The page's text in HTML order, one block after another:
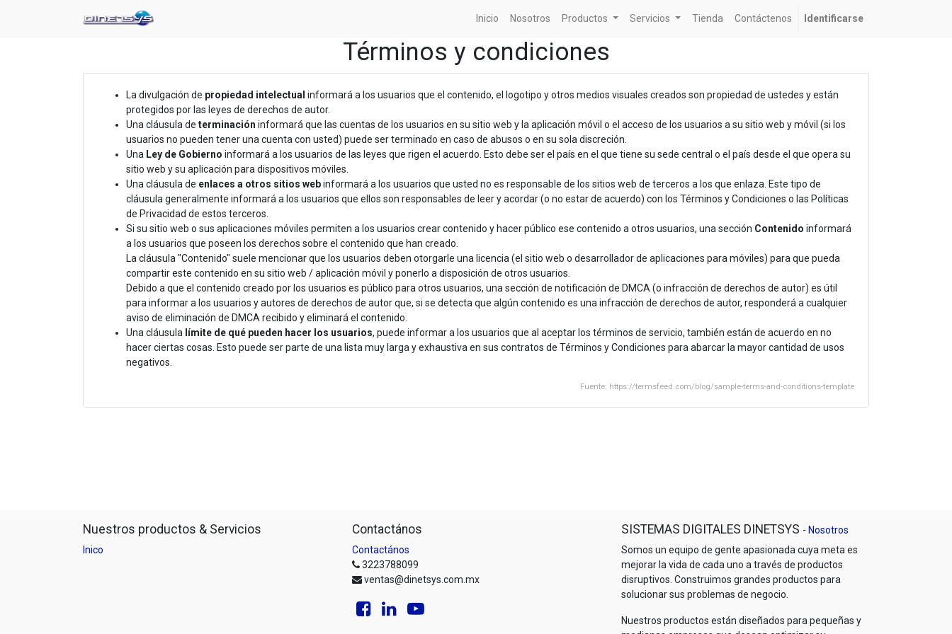
Inicio Nosotros Productos Servicios Tienda Contáctenos Identificarse
Términos y condiciones
La divulgación de propiedad intelectual informará a los usuarios que el contenido, el logotipo y otros medios visuales creados son propiedad de ustedes y están
protegidos por las leyes de derechos de autor.
Una cláusula de terminación informará que las cuentas de los usuarios en su sitio web y la aplicación móvil o el acceso de los usuarios a su sitio web y móvil (si los
usuarios no pueden tener una cuenta con usted) puede ser terminado en caso de abusos o en su sola discreción.
Una Ley de Gobierno informará a los usuarios de las leyes que rigen el acuerdo. Esto debe ser el país en el que tiene su sede central o el país desde el que opera su
sitio web y su aplicación para dispositivos móviles.
Una cláusula de enlaces a otros sitios webinformará a los usuarios que usted no es responsable de los sitios web de terceros a los que enlaza. Este tipo de
cláusula generalmente informará a los usuarios que ellos son responsables de leer y acordar (o no estar de acuerdo) con los Términos y Condiciones o las Políticas
de Privacidad de estos terceros.
Si su sitio web o sus aplicaciones móviles permiten a los usuarios crear contenido y hacer público ese contenido a otros usuarios, una sección Contenido informará
a los usuarios que poseen los derechos sobre el contenido que han creado.
La cláusula "Contenido" suele mencionar que los usuarios deben otorgarle una licencia (el sitio web o desarrollador de aplicaciones para móviles) para que pueda
compartir este contenido en su sitio web / aplicación móvil y ponerlo a disposición de otros usuarios.
Debido a que el contenido creado por los usuarios es público para otros usuarios, una sección de notificación de DMCA (o infracción de derechos de autor) es útil
para informar a los usuarios y autores de derechos de autor que, si se detecta que algún contenido es una infracción de derechos de autor, responderá a cualquier
aviso de eliminación de DMCA recibido y eliminará el contenido.
Una cláusula límite de qué pueden hacer los usuarios, puede informar a los usuarios que al aceptar los términos de servicio, también están de acuerdo en no
hacer ciertas cosas. Esto puede ser parte de una lista muy larga y exhaustiva en sus contratos de Términos y Condiciones para abarcar la mayor cantidad de usos
negativos.
Fuente: https://termsfeed.com/blog/sample-terms-and-conditions-template
Nuestros productos & Servicios
Inico
Contactános
Contactános
3223788099
ventas@dinetsys.com.mx
SISTEMAS DIGITALES DINETSYS - Nosotros
Somos un equipo de gente apasionada cuya meta es
mejorar la vida de cada uno a través de productos
disruptivos. Construimos grandes productos para
solucionar sus problemas de negocio.
Nuestros productos están diseñados para pequeñas y